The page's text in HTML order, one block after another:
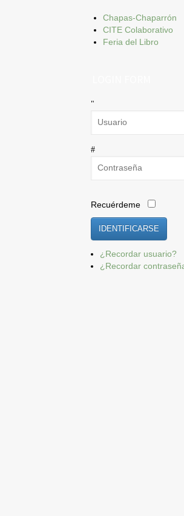
Chapas-Chaparrón
CITE Colaborativo
Feria del Libro
Recuérdeme
IDENTIFICARSE
¿Recordar usuario?
¿Recordar